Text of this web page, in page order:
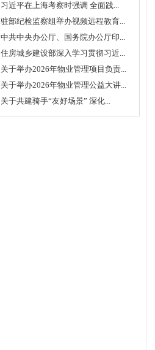
习近平在上海考察时强调 全面践...
驻部纪检监察组举办视频远程教育...
中共中央办公厅、国务院办公厅印...
住房城乡建设部深入学习贯彻习近...
关于举办2026年物业管理项目负责...
关于举办2026年物业管理公益大讲...
关于共建骑手“友好场景” 深化...